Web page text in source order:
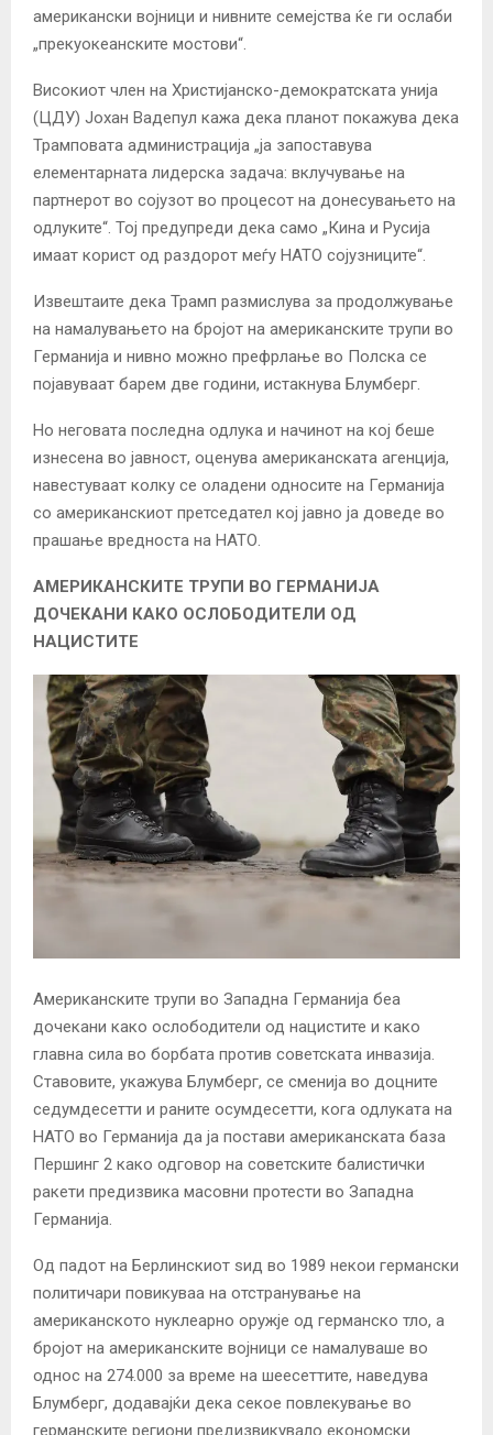
американски војници и нивните семејства ќе ги ослаби
„прекуокеанските мостови“.
Високиот член на Христијанско-демократската унија
(ЦДУ) Јохан Вадепул кажа дека планот покажува дека
Трамповата администрација „ја запоставува
елементарната лидерска задача: вклучување на
партнерот во сојузот во процесот на донесувањето на
одлуките“. Тој предупреди дека само „Кина и Русија
имаат корист од раздорот меѓу НАТО сојузниците“.
Извештаите дека Трамп размислува за продолжување
на намалувањето на бројот на американските трупи во
Германија и нивно можно префрлање во Полска се
појавуваат барем две години, истакнува Блумберг.
Но неговата последна одлука и начинот на кој беше
изнесена во јавност, оценува американската агенција,
навестуваат колку се оладени односите на Германија
со американскиот претседател кој јавно ја доведе во
прашање вредноста на НАТО.
АМЕРИКАНСКИТЕ ТРУПИ ВО ГЕРМАНИЈА
ДОЧЕКАНИ КАКО ОСЛОБОДИТЕЛИ ОД
НАЦИСТИТЕ
Американските трупи во Западна Германија беа
дочекани како ослободители од нацистите и како
главна сила во борбата против советската инвазија.
Ставовите, укажува Блумберг, се сменија во доцните
седумдесетти и раните осумдесетти, кога одлуката на
НАТО во Германија да ја постави американската база
Першинг 2 како одговор на советските балистички
ракети предизвика масовни протести во Западна
Германија.
Од падот на Берлинскиот ѕид во 1989 некои германски
политичари повикуваа на отстранување на
американското нуклеарно оружје од германско тло, а
бројот на американските војници се намалуваше во
однос на 274.000 за време на шеесеттите, наведува
Блумберг, додавајќи дека секое повлекување во
германските региони предизвикувало економски